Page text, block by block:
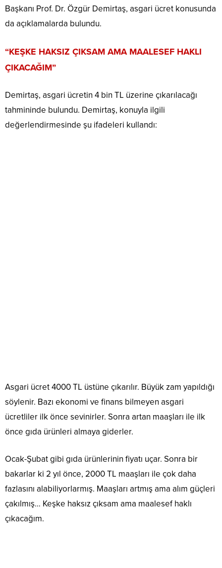
Başkanı Prof. Dr. Özgür Demirtaş, asgari ücret konusunda
da açıklamalarda bulundu.
“KEŞKE HAKSIZ ÇIKSAM AMA MAALESEF HAKLI
ÇIKACAĞIM”
Demirtaş, asgari ücretin 4 bin TL üzerine çıkarılacağı
tahmininde bulundu. Demirtaş, konuyla ilgili
değerlendirmesinde şu ifadeleri kullandı:
Asgari ücret 4000 TL üstüne çıkarılır. Büyük zam yapıldığı
söylenir. Bazı ekonomi ve finans bilmeyen asgari
ücretliler ilk önce sevinirler. Sonra artan maaşları ile ilk
önce gıda ürünleri almaya giderler.
Ocak-Şubat gibi gıda ürünlerinin fiyatı uçar. Sonra bir
bakarlar ki 2 yıl önce, 2000 TL maaşları ile çok daha
fazlasını alabiliyorlarmış. Maaşları artmış ama alım güçleri
çakılmış… Keşke haksız çıksam ama maalesef haklı
çıkacağım.